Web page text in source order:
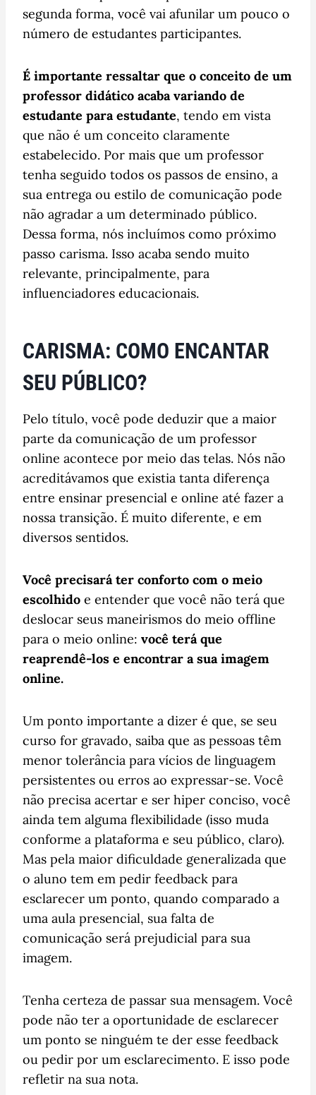
segunda forma, você vai afunilar um pouco o
número de estudantes participantes.
É importante ressaltar que o conceito de um
professor didático acaba variando de
estudante para estudante, tendo em vista
que não é um conceito claramente
estabelecido. Por mais que um professor
tenha seguido todos os passos de ensino, a
sua entrega ou estilo de comunicação pode
não agradar a um determinado público.
Dessa forma, nós incluímos como próximo
passo carisma. Isso acaba sendo muito
relevante, principalmente, para
influenciadores educacionais.
CARISMA: COMO ENCANTAR
SEU PÚBLICO?
Pelo título, você pode deduzir que a maior
parte da comunicação de um professor
online acontece por meio das telas. Nós não
acreditávamos que existia tanta diferença
entre ensinar presencial e online até fazer a
nossa transição. É muito diferente, e em
diversos sentidos.
Você precisará ter conforto com o meio
escolhido e entender que você não terá que
deslocar seus maneirismos do meio offline
para o meio online: você terá que
reaprendê-los e encontrar a sua imagem
online.
Um ponto importante a dizer é que, se seu
curso for gravado, saiba que as pessoas têm
menor tolerância para vícios de linguagem
persistentes ou erros ao expressar-se. Você
não precisa acertar e ser hiper conciso, você
ainda tem alguma flexibilidade (isso muda
conforme a plataforma e seu público, claro).
Mas pela maior dificuldade generalizada que
o aluno tem em pedir feedback para
esclarecer um ponto, quando comparado a
uma aula presencial, sua falta de
comunicação será prejudicial para sua
imagem.
Tenha certeza de passar sua mensagem. Você
pode não ter a oportunidade de esclarecer
um ponto se ninguém te der esse feedback
ou pedir por um esclarecimento. E isso pode
refletir na sua nota.